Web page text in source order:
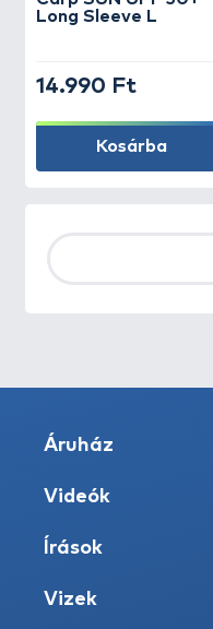
Long Sleeve L
14.990 Ft
Kosárba
Áruház
Videók
Írások
Vizek